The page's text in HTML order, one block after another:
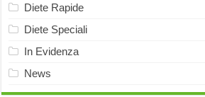
Diete Rapide
Diete Speciali
In Evidenza
News